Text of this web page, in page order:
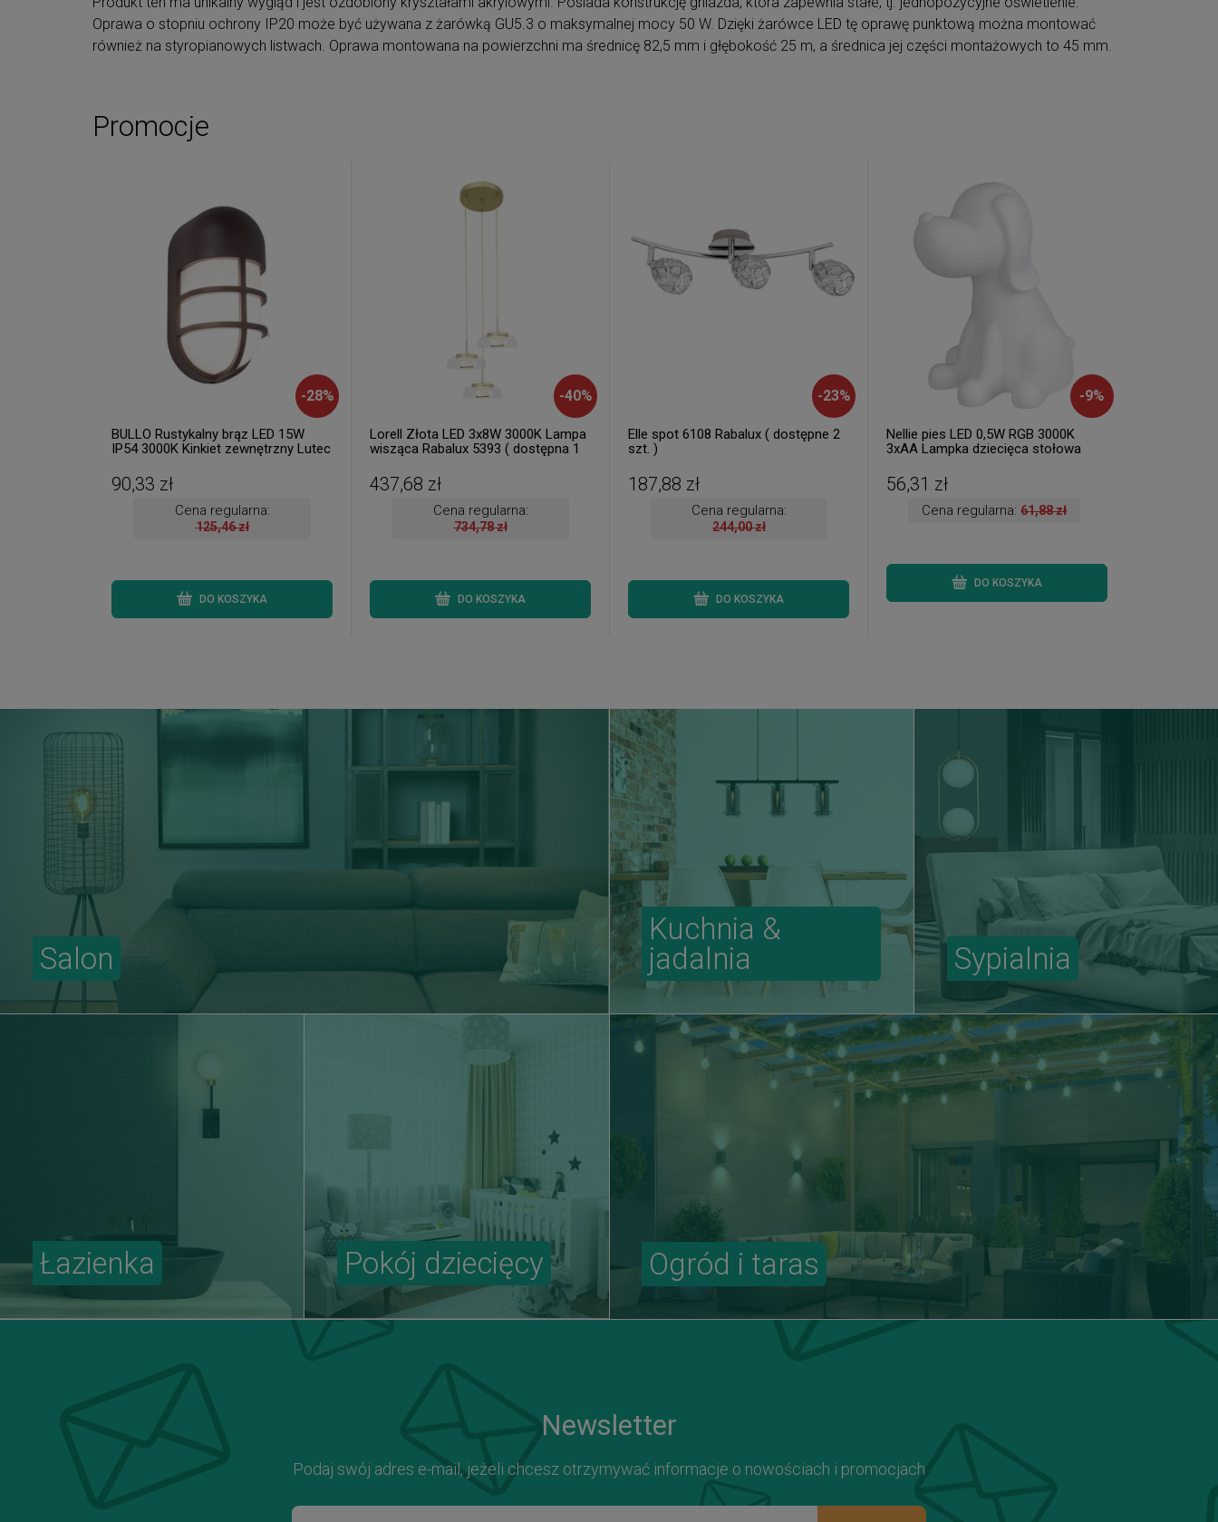
Oprawa o stopniu ochrony IP20 może być używana z żarówką GU5.3 o maksymalnej mocy 50 W. Dzięki żarówce LED tę oprawę punktową można montować
również na styropianowych listwach. Oprawa montowana na powierzchni ma średnicę 82,5 mm i głębokość 25 m, a średnica jej części montażowych to 45 mm.
Promocje
-28%
BULLO Rustykalny brąz LED 15W
IP54 3000K Kinkiet zewnętrzny Lutec
90,33 zł
Cena regularna:
125,46 zł
DO KOSZYKA
-40%
Lorell Złota LED 3x8W 3000K Lampa
wisząca Rabalux 5393 ( dostępna 1
437,68 zł
Cena regularna:
734,78 zł
DO KOSZYKA
-23%
Elle spot 6108 Rabalux ( dostępne 2
szt. )
187,88 zł
Cena regularna:
244,00 zł
DO KOSZYKA
-9%
Nellie pies LED 0,5W RGB 3000K
3xAA Lampka dziecięca stołowa
dostępna 1 szt. )
56,31 zł
Cena regularna:61,88 zł
DO KOSZYKA
Salon
Kuchnia &
jadalnia
Sypialnia
Ogród i taras
Łazienka Pokój dziecięcy
Newsletter
Podaj swój adres e-mail, jeżeli chcesz otrzymywać informacje o nowościach i promocjach